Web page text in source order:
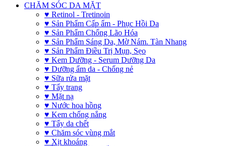
CHĂM SÓC DA MẶT
♥ Retinol - Tretinoin
♥ Sản Phẩm Cấp ẩm - Phục Hồi Da
♥ Sản Phẩm Chống Lão Hóa
♥ Sản Phẩm Sáng Da, Mờ Nám. Tàn Nhang
♥ Sản Phẩm Điều Trị Mụn, Sẹo
♥ Kem Dưỡng - Serum Dưỡng Da
♥ Dưỡng ẩm da - Chống nẻ
♥ Sữa rửa mặt
♥ Tẩy trang
♥ Mặt nạ
♥ Nước hoa hồng
♥ Kem chống nắng
♥ Tẩy da chết
♥ Chăm sóc vùng mắt
♥ Xịt khoáng